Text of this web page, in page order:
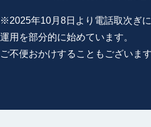
※2025年10月8日より電話取次ぎ
運用を部分的に始めています。
ご不便おかけすることもございま